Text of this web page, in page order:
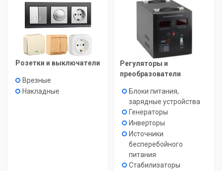
Розетки и выключатели
Врезные
Накладные
Регуляторы и
преобразователи
Блоки питания,
зарядные устройства
Генераторы
Инверторы
Источники
бесперебойного
питания
Стабилизаторы